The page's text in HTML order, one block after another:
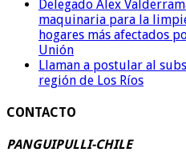
Delegado Alex
maquinaria para la
hogares más afectados
Unión
Llaman a postular al
región de Los Ríos
CONTACTO
PANGUIPULLI-CHILE